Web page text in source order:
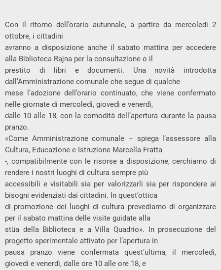
Con il ritorno dell’orario autunnale, a partire da mercoledì 2
ottobre, i cittadini
avranno a disposizione anche il sabato mattina per accedere
alla Biblioteca Rajna per la consultazione o il
prestito di libri e documenti. Una novità introdotta
dall’Amministrazione comunale che segue di qualche
mese l’adozione dell’orario continuato, che viene confermato
nelle giornate di mercoledì, giovedì e venerdì,
dalle 10 alle 18, con la comodità dell’apertura durante la pausa
pranzo.
«Come Amministrazione comunale – spiega l’assessore alla
Cultura, Educazione e Istruzione Marcella Fratta
-, compatibilmente con le risorse a disposizione, cerchiamo di
rendere i nostri luoghi di cultura sempre più
accessibili e visitabili sia per valorizzarli sia per rispondere ai
bisogni evidenziati dai cittadini. In quest’ottica
di promozione dei luoghi di cultura prevediamo di organizzare
per il sabato mattina delle visite guidate alla
stüa della Biblioteca e a Villa Quadrio». In prosecuzione del
progetto sperimentale attivato per l’apertura in
pausa pranzo viene confermata quest’ultima, il mercoledì,
giovedì e venerdì, dalle ore 10 alle ore 18, e